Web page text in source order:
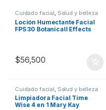
Cuidado facial, Salud y belleza
Loción Humectante Facial
FPS 30 Botanicall Effects
$56,500
Cuidado facial Salud y belleza
Limpiadora Facial Time
Wise 4 en 1 Mary Kay